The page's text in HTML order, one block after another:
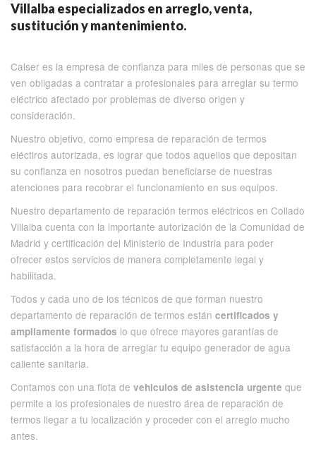
Villalba especializados en arreglo, venta,
sustitución y mantenimiento.
Calser es la empresa de confianza para miles de personas que se
ven obligadas a contratar a profesionales para arreglar su termo
eléctrico afectado por problemas de diverso origen y
consideración.
Nuestro objetivo, como empresa de reparación de termos
eléctiros autorizada, es lograr que todos aquellos que depositan
su confianza en nosotros puedan beneficiarse de nuestras
atenciones para recobrar el funcionamiento en sus equipos.
Nuestro departamento de reparación termos eléctricos en Collado
Villalba cuenta con la importante autorización de la Comunidad de
Madrid y certificación del Ministerio de Industria para poder
ofrecer estos servicios de manera completamente legal y
habilitada.
Todos y cada uno de los técnicos de que forman nuestro
departamento de reparación de termos están certificados y
ampliamente formados lo que ofrece mayores garantías de
satisfacción a la hora de arreglar tu equipo generador de agua
caliente sanitaria.
Contamos con una flota de vehiculos de asistencia urgente que
permite a los profesionales de nuestro área de reparación de
termos llegar a tu localización y proceder con el arreglo mucho
antes.